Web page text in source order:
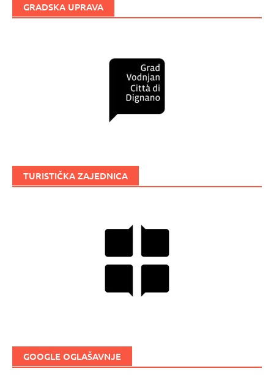
GRADSKA UPRAVA
TURISTIČKA ZAJEDNICA
GOOGLE OGLAŠAVNJE